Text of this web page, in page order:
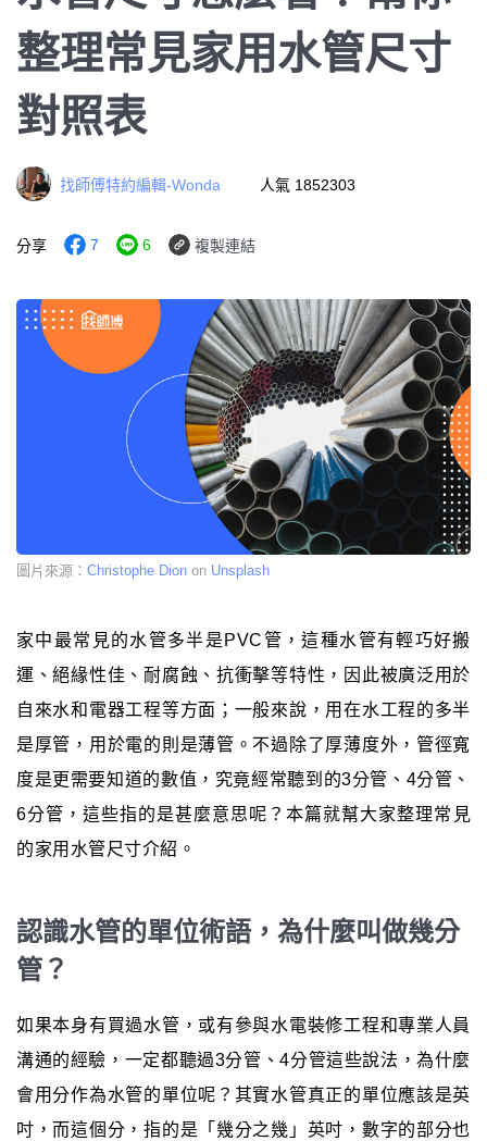
整理常見家用水管尺寸
對照表
找師傅特約編輯-Wonda 人氣 1852303
分享 7 6 複製連結
圖片來源： Christophe Dion on Unsplash
家中最常見的水管多半是PVC管，這種水管有輕巧好搬
運、絕緣性佳、耐腐蝕、抗衝擊等特性，因此被廣泛用於
自來水和電器工程等方面；一般來說，用在水工程的多半
是厚管，用於電的則是薄管。不過除了厚薄度外，管徑寬
度是更需要知道的數值，究竟經常聽到的3分管、4分管、
6分管，這些指的是甚麼意思呢？本篇就幫大家整理常見
的家用水管尺寸介紹。
認識水管的單位術語，為什麼叫做幾分
管？
如果本身有買過水管，或有參與水電裝修工程和專業人員
溝通的經驗，一定都聽過3分管、4分管這些說法，為什麼
會用分作為水管的單位呢？其實水管真正的單位應該是英
吋，而這個分，指的是「幾分之幾」英吋，數字的部分也